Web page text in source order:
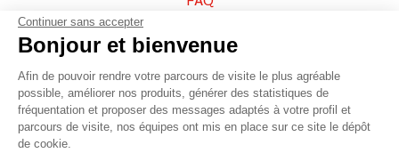
Vendez vos produits
Plan du site
Continuer sans accepter
Bonjour et bienvenue
Afin de pouvoir rendre votre parcours de visite le plus agréable
possible, améliorer nos produits, générer des statistiques de
fréquentation et proposer des messages adaptés à votre profil et
parcours de visite, nos équipes ont mis en place sur ce site le dépôt
de cookie.